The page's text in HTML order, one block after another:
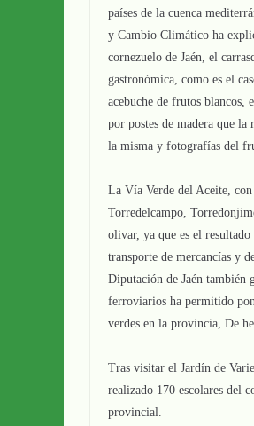
países de la cuenca
y Cambio Climático ha
cornezuelo de Jaén, el
gastronómica, como es el
acebuche de frutos blancos,
por postes de madera que
la misma y fotografías del
La Vía Verde del Aceite,
Torredelcampo,
olivar, ya que es el
transporte de mercancías y
Diputación de Jaén también
ferroviarios ha permitido
verdes en la provincia, De
Tras visitar el Jardín de
realizado 170 escolares del
provincial.